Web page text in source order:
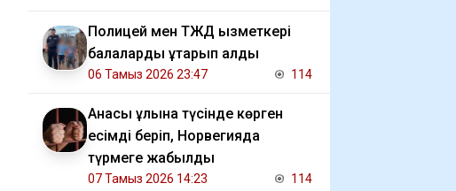
Полицей мен ТЖД қызметкері
балаларды құтқарып қалды
06 Тамыз 2026 23:47 114
Анасы ұлына түсінде көрген
есімді беріп, Норвегияда
түрмеге жабылды
07 Тамыз 2026 14:23 114